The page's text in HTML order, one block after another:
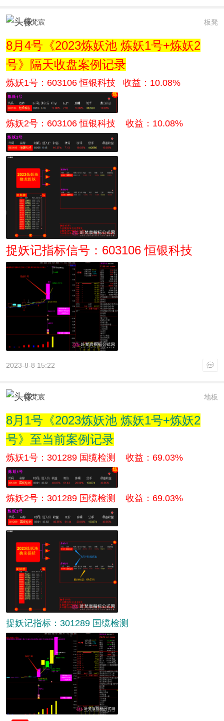
板凳
叶梵宸
8月4号《2023炼妖池 炼妖1号+炼妖2
号》隔天收盘案例记录
炼妖1号：603106 恒银科技 收益：10.08%
炼妖2号： 603106 恒银科技 收益：10.08%
捉妖记指标信号：603106 恒银科技
2023-8-8 15:22
地板
叶梵宸
8月1号《2023炼妖池 炼妖1号+炼妖2
号》至当前案例记录
炼妖1号：301289 国缆检测 收益：69.03%
炼妖2号： 301289 国缆检测 收益：69.03%
捉妖记指标：301289 国缆检测